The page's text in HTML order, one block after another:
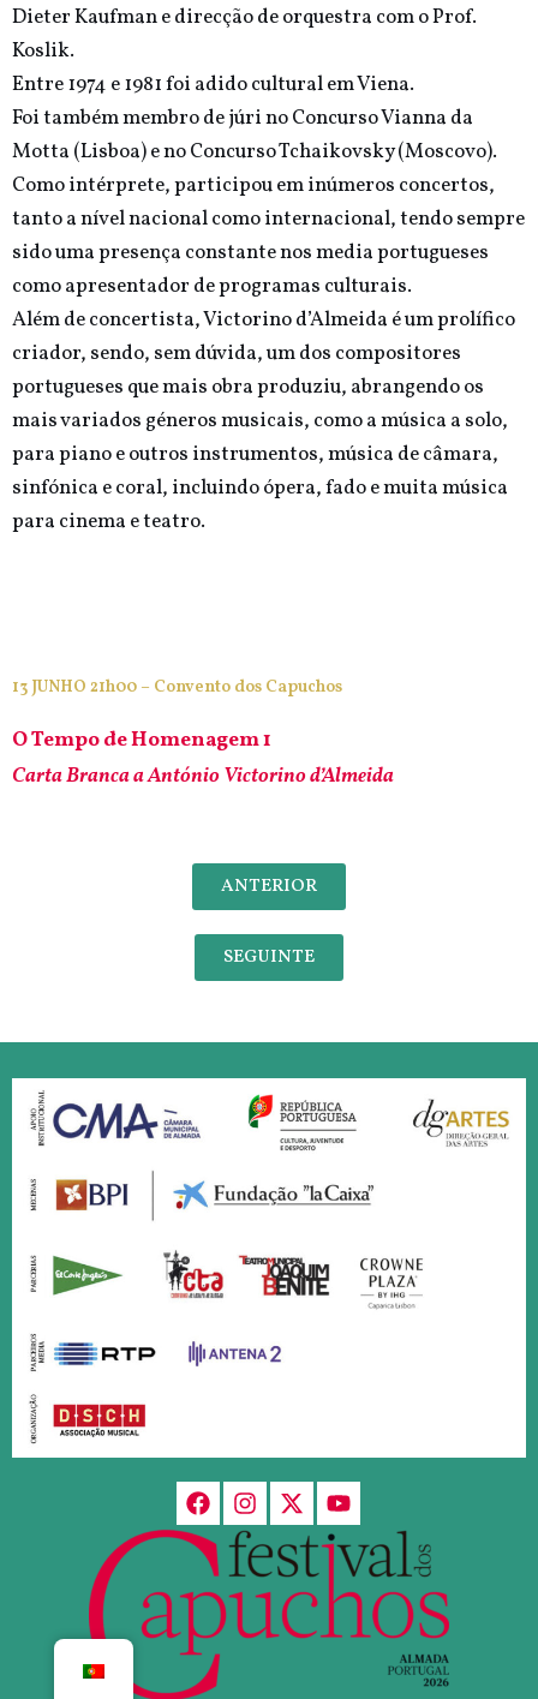
Dieter Kaufman e direcção de orquestra com o Prof.
Koslik.
Entre 1974 e 1981 foi adido cultural em Viena.
Foi também membro de júri no Concurso Vianna da
Motta (Lisboa) e no Concurso Tchaikovsky (Moscovo).
Como intérprete, participou em inúmeros concertos,
tanto a nível nacional como internacional, tendo sempre
sido uma presença constante nos media portugueses
como apresentador de programas culturais.
Além de concertista, Victorino d’Almeida é um prolífico
criador, sendo, sem dúvida, um dos compositores
portugueses que mais obra produziu, abrangendo os
mais variados géneros musicais, como a música a solo,
para piano e outros instrumentos, música de câmara,
sinfónica e coral, incluindo ópera, fado e muita música
para cinema e teatro.
13 JUNHO 21h00 – Convento dos Capuchos
O Tempo de Homenagem 1
Carta Branca a António Victorino d’Almeida
ANTERIOR
SEGUINTE